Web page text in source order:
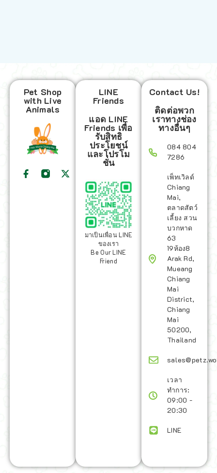
Pet Shop
with Live
Animals
LINE
Friends
แอด LINE
Friends เพื่อ
รับสิทธิ
ประโยชน์
และโปรโม
ชั่น
มาเป็นเพื่อน LINE
ของเรา
Be Our LINE
Friend
Contact Us!
ติดต่อพวก
เราทางช่อง
ทางอื่นๆ
084 804
7286
เพ็ทเวิลด์
Chiang
Mai,
ตลาดสัตว์
เลี้ยง สวน
บวกหาด
63
19ห้อง8
Arak Rd,
Mueang
Chiang
Mai
District,
Chiang
Mai
50200,
Thailand
เวลา
ทำการ:
09:00 -
20:30
LINE